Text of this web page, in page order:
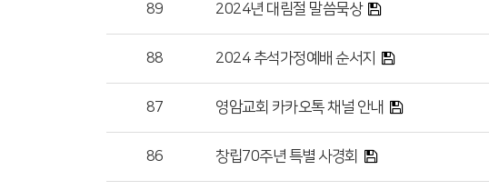
89 2024년 대림절 말씀묵상
88 2024 추석가정예배 순서지
87 영암교회 카카오톡 채널 안내
86 창립70주년 특별 사경회